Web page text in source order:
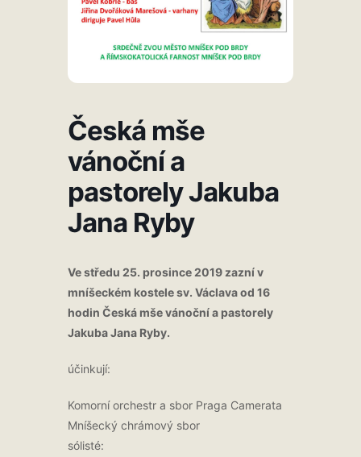
Česká mše
vánoční a
pastorely Jakuba
Jana Ryby
Ve středu 25. prosince 2019 zazní v
mníšeckém kostele sv. Václava od 16
hodin Česká mše vánoční a pastorely
Jakuba Jana Ryby.
účinkují:
Komorní orchestr a sbor Praga Camerata
Mníšecký chrámový sbor
sólisté: